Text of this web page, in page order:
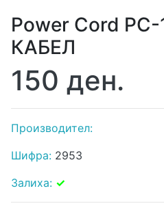
Power Cord
КАБЕЛ
150 ден.
Производител:
Шифра: 2953
Залиха: ✓